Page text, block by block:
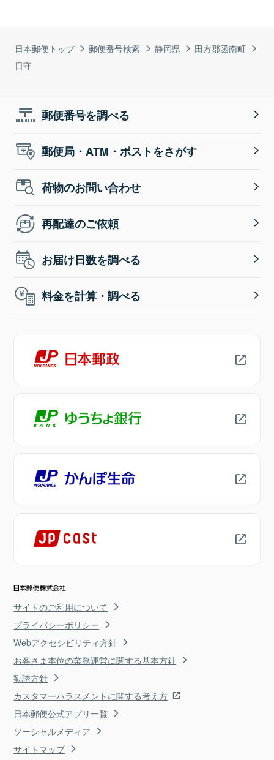
日本郵便トップ 郵便番号検索 静岡県
田方郡函南町
日守
郵便番号を調べる
郵便局・ATM・ポストをさがす
荷物のお問い合わせ
再配達のご依頼
お届け日数を調べる
料金を計算・調べる
サイトのご利用について
プライバシーポリシー
Webアクセシビリティ方針
お客さま本位の業務運営に関する基本方針
勧誘方針
カスタマーハラスメントに関する考え方
日本郵便公式アプリ一覧
ソーシャルメディア
サイトマップ